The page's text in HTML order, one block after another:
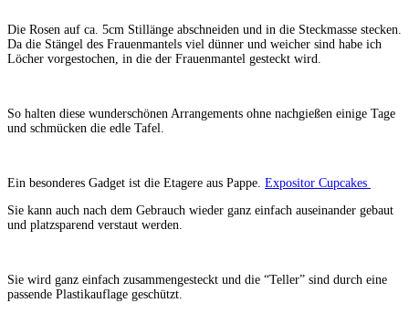
Die Rosen auf ca. 5cm Stillänge abschneiden und in die Steckmasse stecken.
Da die Stängel des Frauenmantels viel dünner und weicher sind habe ich
Löcher vorgestochen, in die der Frauenmantel gesteckt wird.
So halten diese wunderschönen Arrangements ohne nachgießen einige Tage
und schmücken die edle Tafel.
Ein besonderes Gadget ist die Etagere aus Pappe. Expositor Cupcakes
Sie kann auch nach dem Gebrauch wieder ganz einfach auseinander gebaut
und platzsparend verstaut werden.
Sie wird ganz einfach zusammengesteckt und die “Teller” sind durch eine
passende Plastikauflage geschützt.